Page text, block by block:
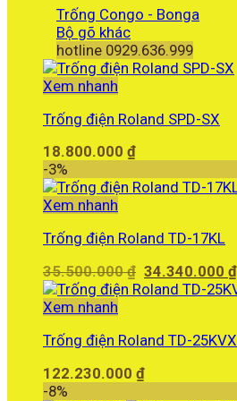
Trống Congo - Bonga
Bộ gõ khác
hotline 0929.636.999
Xem nhanh
Trống điện Roland SPD-SX
18.800.000 ₫
-3%
Xem nhanh
Trống điện Roland TD-17KL
35.500.000₫ Giá
gốc
34.340.000₫
Xem nhanh
Trống điện Roland TD-
122.230.000 ₫
-8%